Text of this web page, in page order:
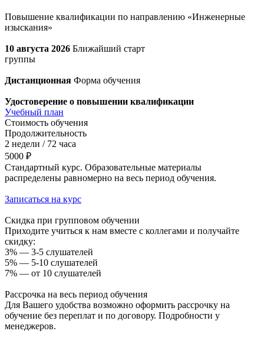
Повышение квалификации по направлению «Инженерные
изыскания»
10 августа 2026 Ближайший старт
группы
Дистанционная Форма обучения
Удостоверение о повышении квалификации
Учебный план
Стоимость обучения
Продолжительность
2 недели / 72 часа
5000 ₽
Стандартный курс. Образовательные материалы
распределены равномерно на весь период обучения.
Записаться на курс
Скидка при групповом обучении
Приходите учиться к нам вместе с коллегами и получайте
скидку:
3% — 3-5 слушателей
5% — 5-10 слушателей
7% — от 10 слушателей
Рассрочка на весь период обучения
Для Вашего удобства возможно оформить рассрочку на
обучение без переплат и по договору. Подробности у
менеджеров.